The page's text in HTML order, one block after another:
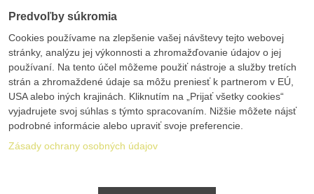
Predvoľby súkromia
Cookies používame na zlepšenie vašej návštevy tejto webovej
stránky, analýzu jej výkonnosti a zhromažďovanie údajov o jej
používaní. Na tento účel môžeme použiť nástroje a služby tretích
strán a zhromaždené údaje sa môžu preniesť k partnerom v EÚ,
USA alebo iných krajinách. Kliknutím na „Prijať všetky cookies“
vyjadrujete svoj súhlas s týmto spracovaním. Nižšie môžete nájsť
podrobné informácie alebo upraviť svoje preferencie.
Zásady ochrany osobných údajov